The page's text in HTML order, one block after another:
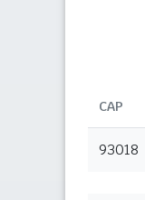
CAP
93018